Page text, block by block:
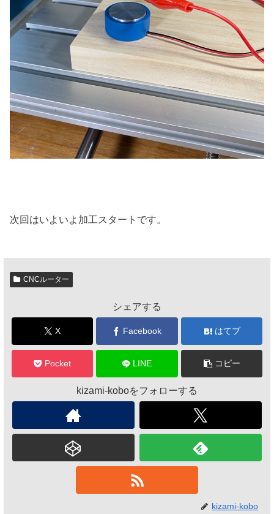
次回はいよいよ加工スタートです。
CNCルーター
シェアする
X Facebook はてブ
Pocket LINE コピー
kizami-koboをフォローする
kizami-kobo